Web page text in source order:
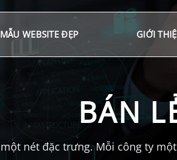
MẪU WEBSITE ĐẸP GIỚI
BÁN
nét đặc trưng. Mỗi công ty